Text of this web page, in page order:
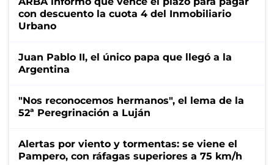
con descuento la cuota 4 del Inmobiliario
Urbano
Juan Pablo II, el único papa que llegó a la
Argentina
"Nos reconocemos hermanos", el lema de la
52ª Peregrinación a Luján
Alertas por viento y tormentas: se viene el
Pampero, con ráfagas superiores a 75 km/h